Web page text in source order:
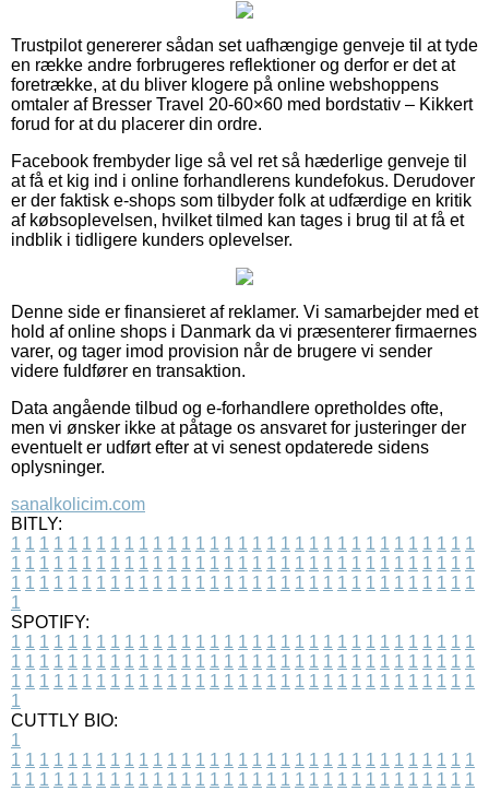
Trustpilot genererer sådan set uafhængige genveje til at tyde
en række andre forbrugeres reflektioner og derfor er det at
foretrække, at du bliver klogere på online webshoppens
omtaler af Bresser Travel 20-60×60 med bordstativ – Kikkert
forud for at du placerer din ordre.
Facebook frembyder lige så vel ret så hæderlige genveje til
at få et kig ind i online forhandlerens kundefokus. Derudover
er der faktisk e-shops som tilbyder folk at udfærdige en kritik
af købsoplevelsen, hvilket tilmed kan tages i brug til at få et
indblik i tidligere kunders oplevelser.
Denne side er finansieret af reklamer. Vi samarbejder med et
hold af online shops i Danmark da vi præsenterer firmaernes
varer, og tager imod provision når de brugere vi sender
videre fuldfører en transaktion.
Data angående tilbud og e-forhandlere opretholdes ofte,
men vi ønsker ikke at påtage os ansvaret for justeringer der
eventuelt er udført efter at vi senest opdaterede sidens
oplysninger.
sanalkolicim.com
BITLY:
1 1 1 1 1 1 1 1 1 1 1 1 1 1 1 1 1 1 1 1 1 1 1 1 1 1 1 1 1 1 1 1 1
1 1 1 1 1 1 1 1 1 1 1 1 1 1 1 1 1 1 1 1 1 1 1 1 1 1 1 1 1 1 1 1 1
1 1 1 1 1 1 1 1 1 1 1 1 1 1 1 1 1 1 1 1 1 1 1 1 1 1 1 1 1 1 1 1 1
1
SPOTIFY:
1 1 1 1 1 1 1 1 1 1 1 1 1 1 1 1 1 1 1 1 1 1 1 1 1 1 1 1 1 1 1 1 1
1 1 1 1 1 1 1 1 1 1 1 1 1 1 1 1 1 1 1 1 1 1 1 1 1 1 1 1 1 1 1 1 1
1 1 1 1 1 1 1 1 1 1 1 1 1 1 1 1 1 1 1 1 1 1 1 1 1 1 1 1 1 1 1 1 1
1
CUTTLY BIO:
1
1 1 1 1 1 1 1 1 1 1 1 1 1 1 1 1 1 1 1 1 1 1 1 1 1 1 1 1 1 1 1 1 1
1 1 1 1 1 1 1 1 1 1 1 1 1 1 1 1 1 1 1 1 1 1 1 1 1 1 1 1 1 1 1 1 1